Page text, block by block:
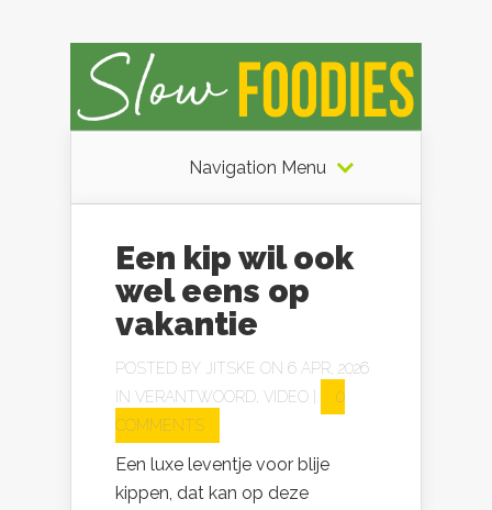
Navigation Menu
Een kip wil ook
wel eens op
vakantie
POSTED BY JITSKE ON 6 APR, 2026
IN VERANTWOORD, VIDEO
0
COMMENTS
Een luxe leventje voor blije
kippen, dat kan op deze